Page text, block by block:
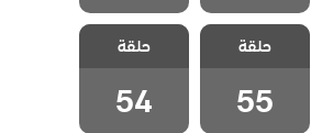
مسلسل هذا
العالم لا يسعني
مدبلج الحلقة 55
حلقة
55
مسلسل هذا
العالم لا يسعني
مدبلج الحلقة 54
حلقة
54